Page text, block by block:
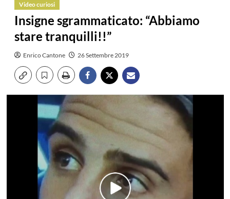
Video curiosi
Insigne sgrammaticato: “Abbiamo
stare tranquilli!!”
Enrico Cantone 26 Settembre 2019